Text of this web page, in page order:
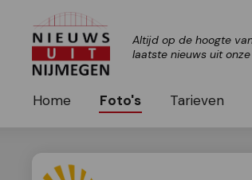
Altijd op de hoogte
laatste nieuws uit
Home Foto's Tarieven